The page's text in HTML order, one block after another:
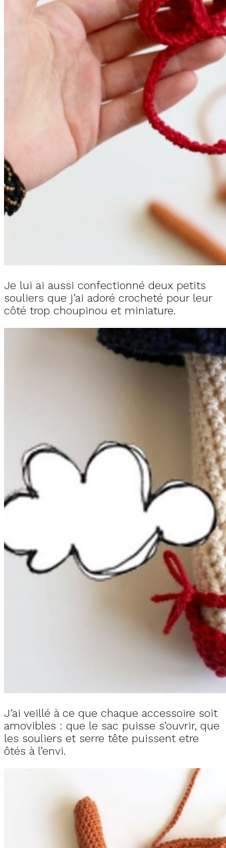
Je lui ai aussi confectionné deux petits
souliers que j’ai adoré crocheté pour leur
côté trop choupinou et miniature.
J’ai veillé à ce que chaque accessoire soit
amovibles : que le sac puisse s’ouvrir, que
les souliers et serre tête puissent etre
ôtés à l’envi.